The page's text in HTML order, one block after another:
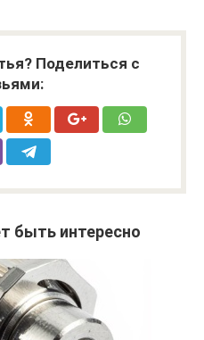
Поделиться с
быть интересно